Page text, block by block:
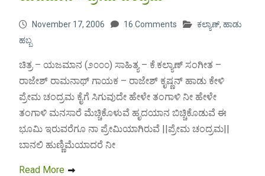
November 17, 2006 16 Comments ಕಲ್ಯಾಣ್, ಹಾಡು
ಹಬ್ಬ
ಚಿತ್ರ – ಯಜಮಾನ (೨೦೦೦) ಸಾಹಿತ್ಯ – ಕೆ.ಕಲ್ಯಾಣ್ ಸಂಗೀತ –
ರಾಜೇಶ್ ರಾಮನಾಥ್ ಗಾಯಕ – ರಾಜೇಶ್ ಕೃಷ್ಣನ್ ಹಾಡು ಕೇಳಿ
ಪ್ರೇಮ ಚಂದ್ರಮ ಕೈಗೆ ಸಿಗುವುದೇ ಹೇಳೇ ತಂಗಾಳಿ ನೀ ಹೇಳೇ
ತಂಗಾಳಿ ಮನಸಾರೆ ಮೆಚ್ಚಿಕೊಳುವೆ ಹೃದಯಾನ ಬಿಚ್ಚಿಕೊಡುವೆ ಈ
ಭೂಮಿ ಇರುವರೆಗೂ ನಾ ಪ್ರೇಮಿಯಾಗಿರುವೆ ||ಪ್ರೇಮ ಚಂದ್ರಮ||
ಬಾನಲಿ ಹುಣ್ಣಿಮೆಯಾದರೆ ನೀ
Read More